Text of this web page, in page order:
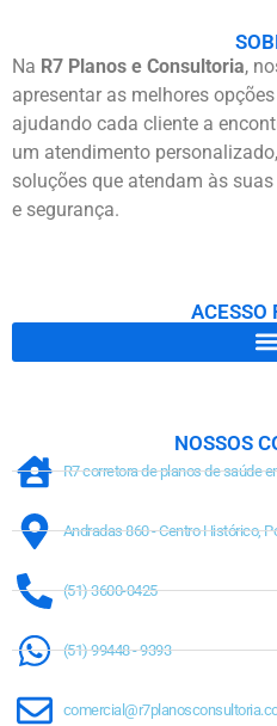
Na R7 Planos e Consultoria,
apresentar as melhores
ajudando cada cliente a
um atendimento
soluções que atendam às
e segurança.
ACESSO
NOSSOS
R7 corretora de planos de saúde
Andradas 860 - Centro Histórico,
(51) 3600-0425
(51) 99448 - 9393